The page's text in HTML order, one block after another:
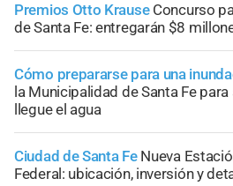
Premios Otto Krause Concurso
de Santa Fe: entregarán $8
Cómo prepararse para una
la Municipalidad de Santa Fe
llegue el agua
Ciudad de Santa Fe Nueva
Federal: ubicación, inversión y